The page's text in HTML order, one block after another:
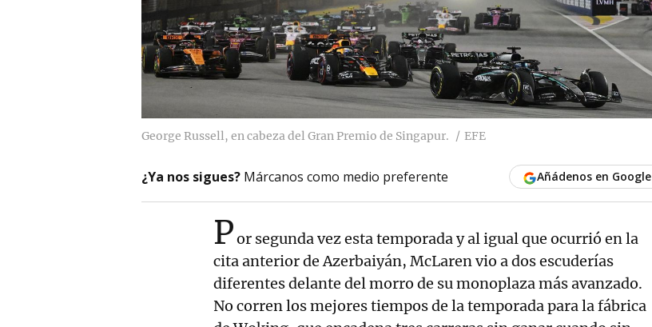
George Russell, en cabeza del Gran Premio de Singapur. EFE
¿Ya nos sigues? Márcanos como medio preferente Añádenos en Google
Por segunda vez esta temporada y al igual que ocurrió en la
cita anterior de Azerbaiyán, McLaren vio a dos escuderías
diferentes delante del morro de su monoplaza más avanzado.
No corren los mejores tiempos de la temporada para la fábrica